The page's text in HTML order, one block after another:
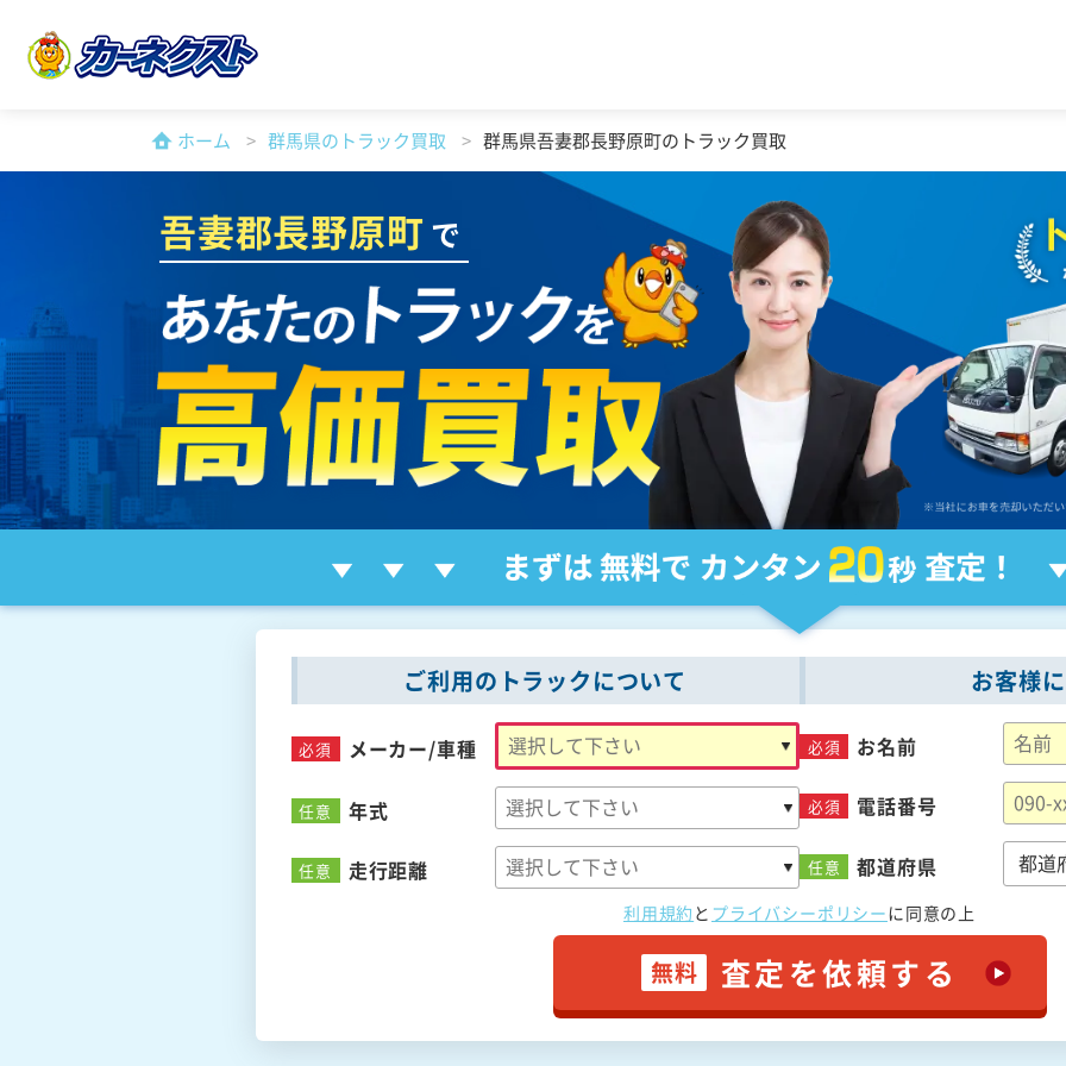
ホーム 群馬県のトラック買取 群馬県吾妻郡長野原町のトラック買取
吾妻郡長野原町 で
ご利用のトラックについて
必須 メーカー/車種
任意 年式
任意 走行距離
お客様
必須 お名前
必須 電話番号
任意 都道府県
利用規約 と プライバシーポリシーに同意の上
無料 査定を依頼する